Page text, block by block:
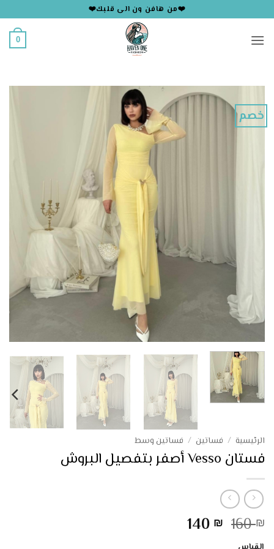
للمحتوى
❤️من هافن ون الى قلبك❤️
0
خصم
الرئيسية / فساتين / فساتين وسط
فستان Vesso أصفر بتفصيل البروش
160₪ السعر
140 ₪ السعر